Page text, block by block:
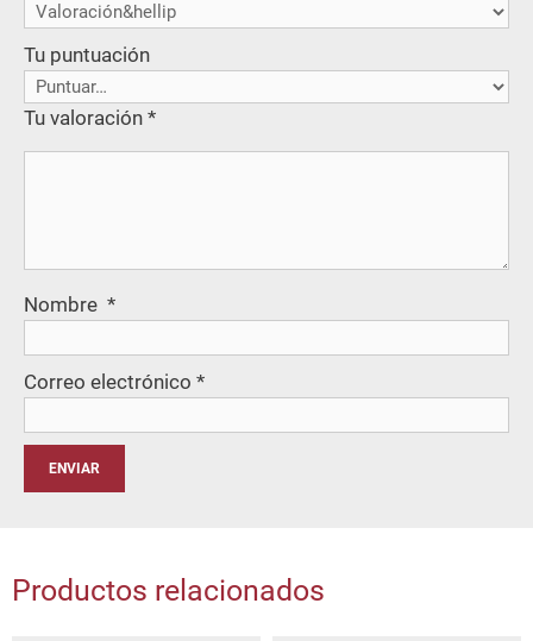
Tu puntuación
Tu valoración *
Nombre *
Correo electrónico *
Productos relacionados